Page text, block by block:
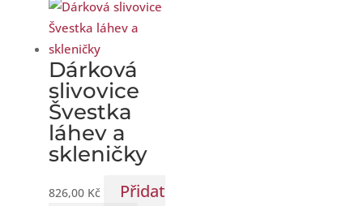
Dárková
slivovice
Švestka
láhev a
skleničky
826,00 Kč
Přidat